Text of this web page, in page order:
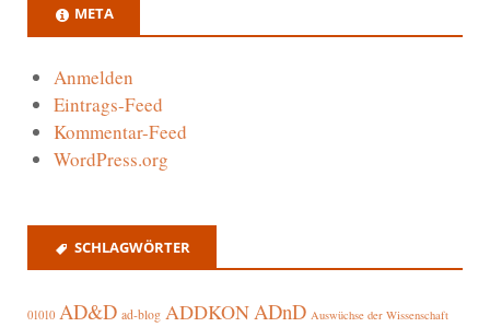
META
Anmelden
Eintrags-Feed
Kommentar-Feed
WordPress.org
SCHLAGWÖRTER
01010 AD&D ad-blog ADDKONADnD Auswüchse der Wissenschaft